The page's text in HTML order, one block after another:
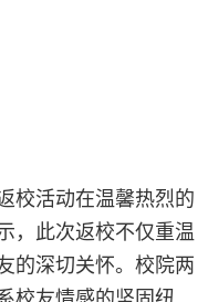
校活动在温馨热烈的
，此次返校不仅重温
的深切关怀。校院两